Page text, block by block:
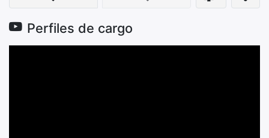
Perfiles de cargo